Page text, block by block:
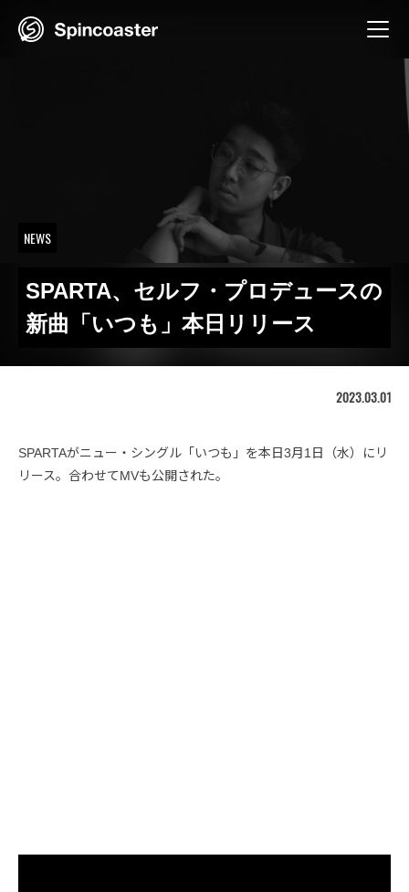
NEWS
SPARTA、セルフ・プロデュースの
新曲「いつも」本日リリース
2023.03.01
SPARTAがニュー・シングル「いつも」を本日3月1日（水）にリ
リース。合わせてMVも公開された。